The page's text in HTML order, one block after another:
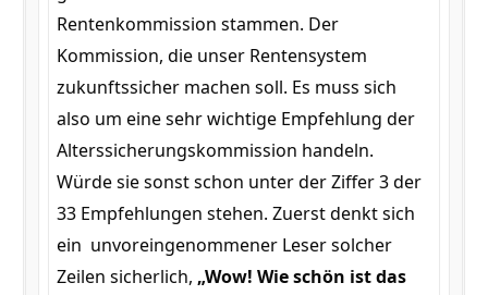
Rentenkommission stammen. Der
Kommission, die unser Rentensystem
zukunftssicher machen soll. Es muss sich
also um eine sehr wichtige Empfehlung der
Alterssicherungskommission handeln.
Würde sie sonst schon unter der Ziffer 3 der
33 Empfehlungen stehen. Zuerst denkt sich
ein unvoreingenommener Leser solcher
Zeilen sicherlich, „Wow! Wie schön ist das